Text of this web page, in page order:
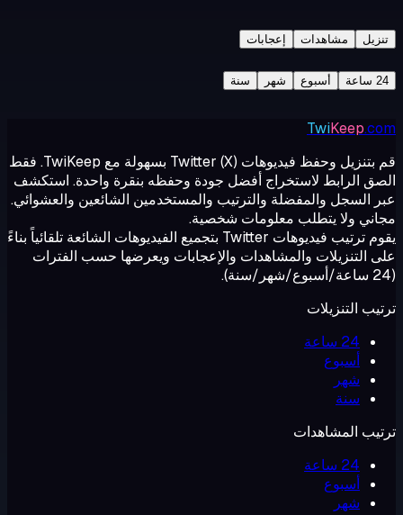
تنزيل مشاهدات إعجابات
24 ساعة أسبوع شهر سنة
TwiKeep.com
قم بتنزيل وحفظ فيديوهات Twitter (X) بسهولة مع TwiKeep. فقط
الصق الرابط لاستخراج أفضل جودة وحفظه بنقرة واحدة. استكشف
عبر السجل والمفضلة والترتيب والمستخدمين الشائعين والعشوائي.
مجاني ولا يتطلب معلومات شخصية.
يقوم ترتيب فيديوهات Twitter بتجميع الفيديوهات الشائعة تلقائياً بناءً
على التنزيلات والمشاهدات والإعجابات ويعرضها حسب الفترات
(24 ساعة/أسبوع/شهر/سنة).
ترتيب التنزيلات
24 ساعة
أسبوع
شهر
سنة
ترتيب المشاهدات
24 ساعة
أسبوع
شهر